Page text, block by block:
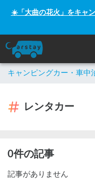
☀️「大曲の花火」をキャ
キャンピングカー・車中
レンタカー
0件の記事
記事がありません